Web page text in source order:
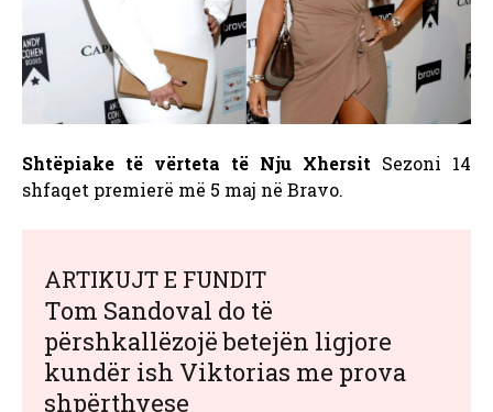
Shtëpiake të vërteta të Nju Xhersit Sezoni 14
shfaqet premierë më 5 maj në Bravo.
ARTIKUJT E FUNDIT
Tom Sandoval do të
përshkallëzojë betejën ligjore
kundër ish Viktorias me prova
shpërthyese